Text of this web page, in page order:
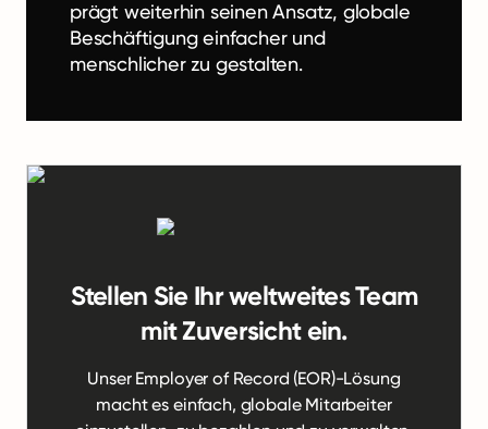
prägt weiterhin seinen Ansatz, globale
Beschäftigung einfacher und
menschlicher zu gestalten.
Stellen Sie Ihr weltweites Team
mit Zuversicht ein.
Unser Employer of Record (EOR)-Lösung
macht es einfach, globale Mitarbeiter